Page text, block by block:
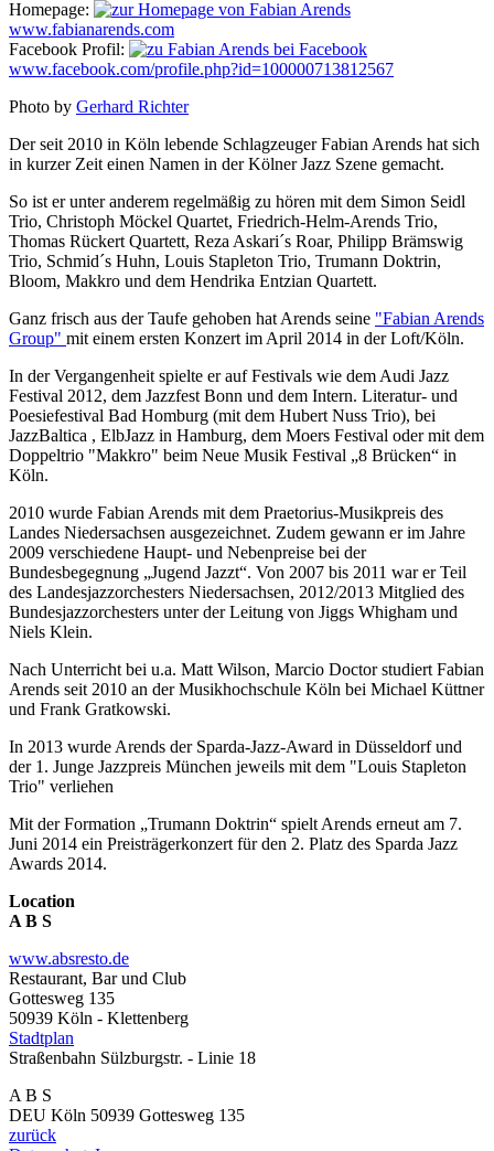
Homepage:
www.fabianarends.com
Facebook Profil:
www.facebook.com/profile.php?id=100000713812567
Photo by Gerhard Richter
Der seit 2010 in Köln lebende Schlagzeuger Fabian Arends hat sich
in kurzer Zeit einen Namen in der Kölner Jazz Szene gemacht.
So ist er unter anderem regelmäßig zu hören mit dem Simon Seidl
Trio, Christoph Möckel Quartet, Friedrich-Helm-Arends Trio,
Thomas Rückert Quartett, Reza Askari´s Roar, Philipp Brämswig
Trio, Schmid´s Huhn, Louis Stapleton Trio, Trumann Doktrin,
Bloom, Makkro und dem Hendrika Entzian Quartett.
Ganz frisch aus der Taufe gehoben hat Arends seine "Fabian Arends
Group" mit einem ersten Konzert im April 2014 in der Loft/Köln.
In der Vergangenheit spielte er auf Festivals wie dem Audi Jazz
Festival 2012, dem Jazzfest Bonn und dem Intern. Literatur- und
Poesiefestival Bad Homburg (mit dem Hubert Nuss Trio), bei
JazzBaltica , ElbJazz in Hamburg, dem Moers Festival oder mit dem
Doppeltrio "Makkro" beim Neue Musik Festival „8 Brücken“ in
Köln.
2010 wurde Fabian Arends mit dem Praetorius-Musikpreis des
Landes Niedersachsen ausgezeichnet. Zudem gewann er im Jahre
2009 verschiedene Haupt- und Nebenpreise bei der
Bundesbegegnung „Jugend Jazzt“. Von 2007 bis 2011 war er Teil
des Landesjazzorchesters Niedersachsen, 2012/2013 Mitglied des
Bundesjazzorchesters unter der Leitung von Jiggs Whigham und
Niels Klein.
Nach Unterricht bei u.a. Matt Wilson, Marcio Doctor studiert Fabian
Arends seit 2010 an der Musikhochschule Köln bei Michael Küttner
und Frank Gratkowski.
In 2013 wurde Arends der Sparda-Jazz-Award in Düsseldorf und
der 1. Junge Jazzpreis München jeweils mit dem "Louis Stapleton
Trio" verliehen
Mit der Formation „Trumann Doktrin“ spielt Arends erneut am 7.
Juni 2014 ein Preisträgerkonzert für den 2. Platz des Sparda Jazz
Awards 2014.
Location
A B S
www.absresto.de
Restaurant, Bar und Club
Gottesweg 135
50939 Köln - Klettenberg
Stadtplan
Straßenbahn Sülzburgstr. - Linie 18
A B S
DEU Köln 50939 Gottesweg 135
zurück